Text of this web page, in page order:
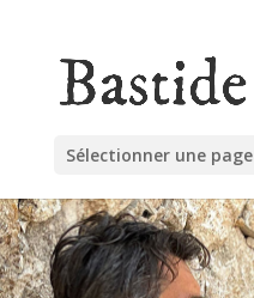
Sélectionner une page